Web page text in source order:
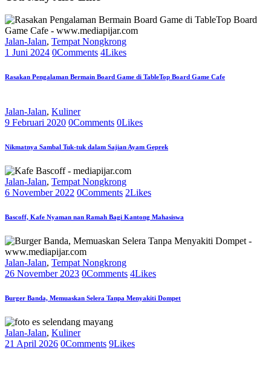
Jalan-Jalan, Tempat Nongkrong
1 Juni 2024 0Comments 4Likes
Rasakan Pengalaman Bermain Board Game di TableTop Board Game Cafe
Jalan-Jalan, Kuliner
9 Februari 2020 0Comments 0Likes
Nikmatnya Sambal Tuk-tuk dalam Sajian Ayam Geprek
Jalan-Jalan, Tempat Nongkrong
6 November 2022 0Comments 2Likes
Bascoff, Kafe Nyaman nan Ramah Bagi Kantong Mahasiswa
Jalan-Jalan, Tempat Nongkrong
26 November 2023 0Comments 4Likes
Burger Banda, Memuaskan Selera Tanpa Menyakiti Dompet
Jalan-Jalan, Kuliner
21 April 2026 0Comments 9Likes